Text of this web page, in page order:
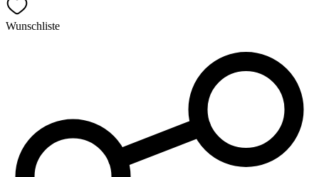
Wunschliste